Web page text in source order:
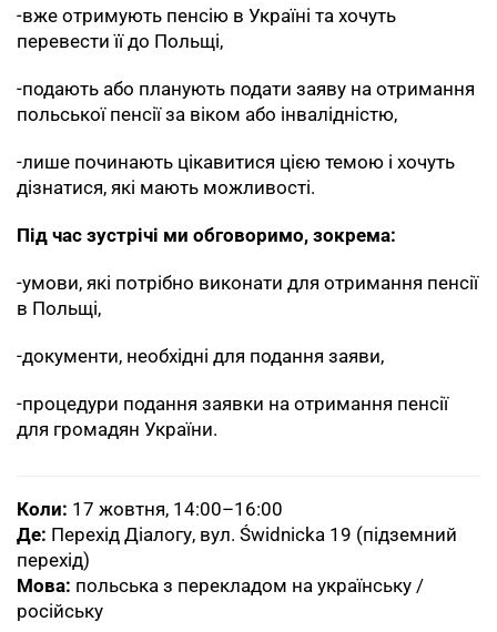
-вже отримують пенсію в Україні та хочуть
перевести її до Польщі,
-подають або планують подати заяву на отримання
польської пенсії за віком або інвалідністю,
-лише починають цікавитися цією темою і хочуть
дізнатися, які мають можливості.
Під час зустрічі ми обговоримо, зокрема:
-умови, які потрібно виконати для отримання пенсії
в Польщі,
-документи, необхідні для подання заяви,
-процедури подання заявки на отримання пенсії
для громадян України.
Коли: 17 жовтня, 14:00–16:00
Де: Перехід Діалогу, вул. Świdnicka 19 (підземний
перехід)
Мова: польська з перекладом на українську /
російську